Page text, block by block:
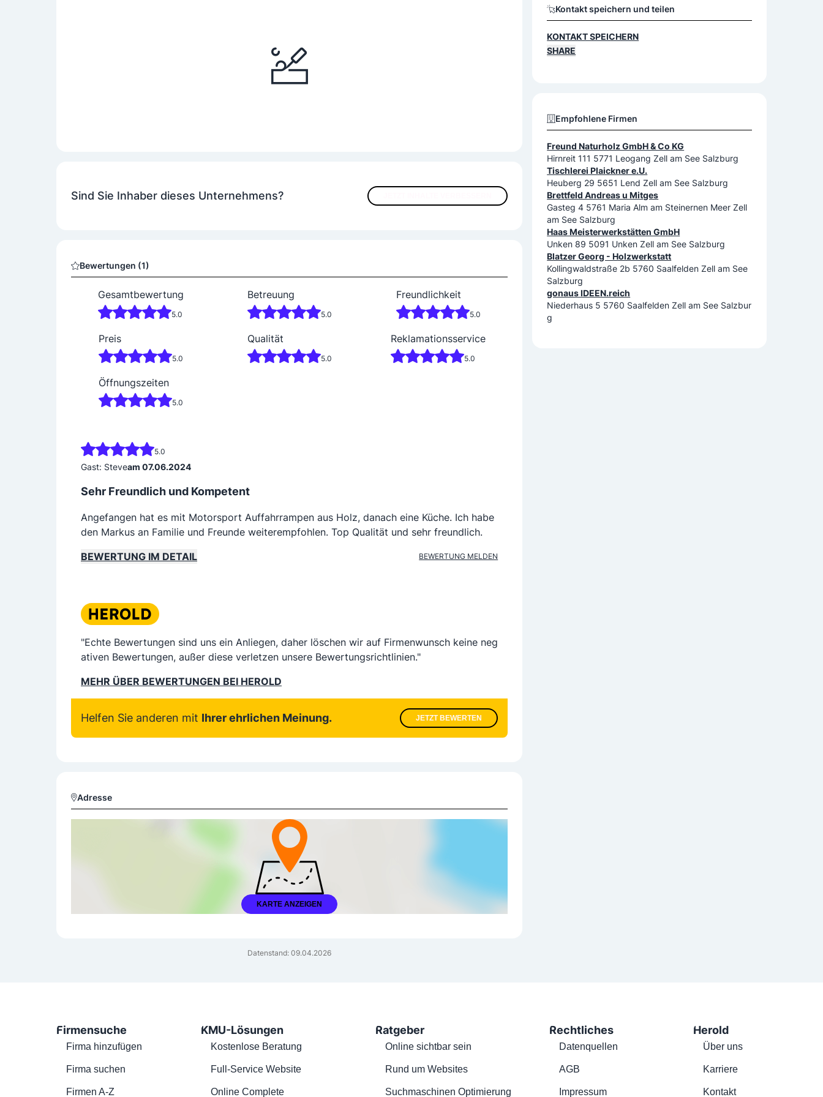
Sind Sie Inhaber dieses Unternehmens?
Bewertungen (1)
Gesamtbewertung
5.0
Betreuung
5.0
Freundlichkeit
5.0
Preis
5.0
Qualität
5.0
Reklamationsservice
5.0
Öffnungszeiten
5.0
5.0
Gast: Steveam 07.06.2024
Sehr Freundlich und Kompetent
Angefangen hat es mit Motorsport Auffahrrampen aus Holz, danach eine Küche. Ich habe
den Markus an Familie und Freunde weiterempfohlen. Top Qualität und sehr freundlich.
BEWERTUNG IM DETAIL
BEWERTUNG MELDEN
"Echte Bewertungen sind uns ein Anliegen, daher löschen wir auf Firmenwunsch keine neg
ativen Bewertungen, außer diese verletzen unsere Bewertungsrichtlinien."
MEHR ÜBER BEWERTUNGEN BEI HEROLD
Helfen Sie anderen mit Ihrer ehrlichen Meinung. JETZT BEWERTEN
Adresse
KARTE ANZEIGEN
Datenstand: 09.04.2026
Kontakt speichern und teilen
KONTAKT SPEICHERN
SHARE
Empfohlene Firmen
Freund Naturholz GmbH & Co KG
Hirnreit 111 5771 Leogang Zell am See Salzburg
Tischlerei Plaickner e.U.
Heuberg 29 5651 Lend Zell am See Salzburg
Brettfeld Andreas u Mitges
Gasteg 4 5761 Maria Alm am Steinernen Meer Zell
am See Salzburg
Haas Meisterwerkstätten GmbH
Unken 89 5091 Unken Zell am See Salzburg
Blatzer Georg - Holzwerkstatt
Kollingwaldstraße 2b 5760 Saalfelden Zell am See
Salzburg
gonaus IDEEN.reich
Niederhaus 5 5760 Saalfelden Zell am See Salzbur
g
Firmensuche
Firma hinzufügen
Firma suchen
Firmen A-Z
KMU-Lösungen
Kostenlose Beratung
Full-Service Website
Online Complete
Ratgeber
Online sichtbar sein
Rund um Websites
Suchmaschinen Optimierung
Rechtliches
Datenquellen
AGB
Impressum
Herold
Über uns
Karriere
Kontakt